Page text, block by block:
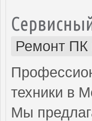
Ремонт ПК
техники в
Мы